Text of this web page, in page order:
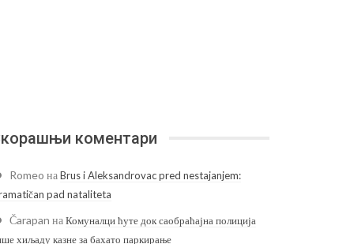
коментари
Romeo наBrus i Aleksandrovac pred nestajanjem:
pad nataliteta
Čarapan наКомуналци ћуте док саобраћајна полиција
хиљаду казне за бахато паркирање